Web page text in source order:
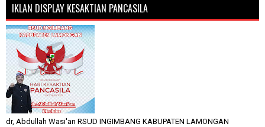
IKLAN DISPLAY KESAKTIAN PANCASILA
dr, Abdullah Wasi'an RSUD INGIMBANG KABUPATEN LAMONGAN